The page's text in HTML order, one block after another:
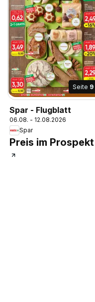
Seite 9
Spar - Flugblatt
06.08. - 12.08.2026
Spar
Preis im Prospekt